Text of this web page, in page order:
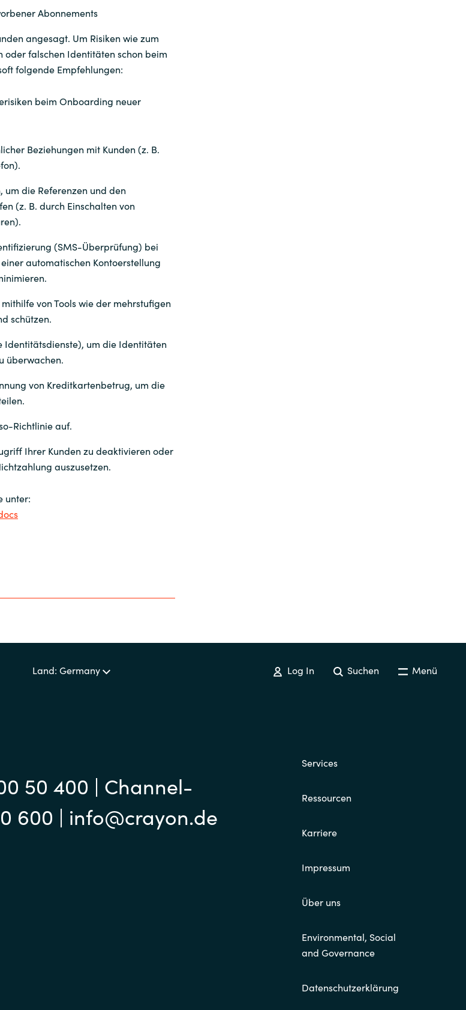
Abonnements
angesagt. Um Risiken wie zum
falschen Identitäten schon beim
folgende Empfehlungen:
beim Onboarding neuer
Beziehungen mit Kunden (z. B.
um die Referenzen und den
(z. B. durch Einschalten von
(SMS-Überprüfung) bei
automatischen Kontoerstellung
von Tools wie der mehrstufigen
schützen.
Identitätsdienste), um die Identitäten
überwachen.
von Kreditkartenbetrug, um die
Richtlinie auf.
Ihrer Kunden zu deaktivieren oder
auszusetzen.
unter:
Land: Germany Log In Suchen Menü
50 400 | Channel-
600 | info@crayon.de
Services
Ressourcen
Karriere
Impressum
Über uns
Environmental, Social
and Governance
Datenschutzerklärung